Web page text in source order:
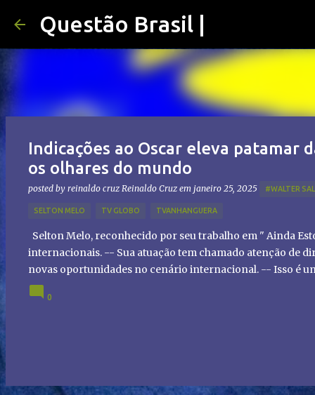
Questão Brasil |
Indicações ao Oscar eleva
os olhares do mundo
posted by reinaldo cruz Reinaldo Cruz em janeiro 25, 2025 #WALTER
SELTON MELO TV GLOBO TVANHANGUERA
Selton Melo, reconhecido por seu trabalho em " Ainda
internacionais. -- Sua atuação tem chamado atenção de
novas oportunidades no cenário internacional. -- Isso é
global!
0